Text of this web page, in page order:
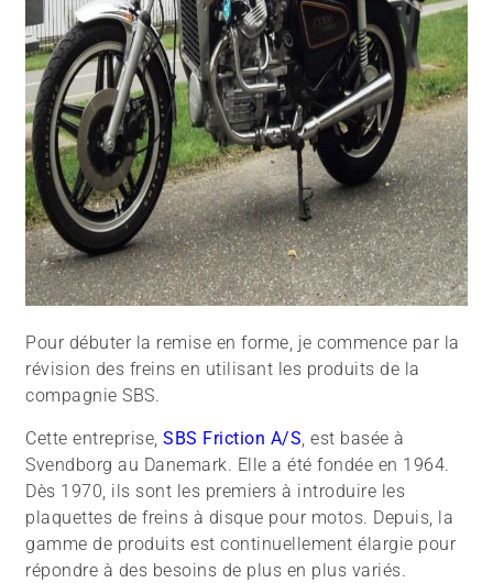
Pour débuter la remise en forme, je commence par la
révision des freins en utilisant les produits de la
compagnie SBS.
Cette entreprise,SBS Friction A/S, est basée à
Svendborg au Danemark. Elle a été fondée en 1964.
Dès 1970, ils sont les premiers à introduire les
plaquettes de freins à disque pour motos. Depuis, la
gamme de produits est continuellement élargie pour
répondre à des besoins de plus en plus variés.